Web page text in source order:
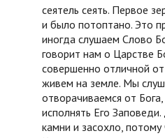
сеятель сеять. Первое
и было потоптано. Это
иногда слушаем Слово
говорит нам о Царстве
совершенно отличной
живем на земле. Мы
отворачиваемся от
исполнять Его
камни и засохло, потому